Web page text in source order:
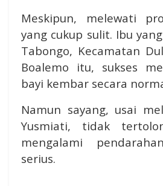
Meskipun, melewati
yang cukup sulit. Ibu
Tabongo, Kecamatan
Boalemo itu, sukses
bayi kembar secara
Namun sayang, usai
Yusmiati, tidak
mengalami
serius.